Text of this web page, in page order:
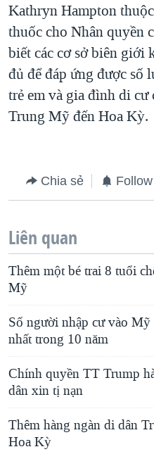
Kathryn Hampton
thuốc cho Nhân quyền
biết các cơ sở biên giới
đủ để đáp ứng được số
trẻ em và gia đình di cư
Trung Mỹ đến Hoa Kỳ.
Chia sẻ
Liên quan
Thêm một bé trai 8 tuổi
Mỹ
Số người nhập cư vào
nhất trong 10 năm
Chính quyền TT Trump
dân xin tị nạn
Thêm hàng ngàn di dân
Hoa Kỳ